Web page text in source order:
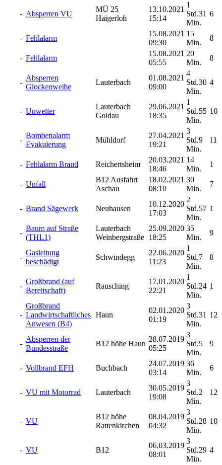
- Absperren VU
MÜ 25
Haigerloh
13.10.2021
15:14
1
Std.31
Min.
6
- Fehlalarm
15.08.2021
09:30
15
Min.
8
- Fehlalarm
15.08.2021
05:55
20
Min.
8
-
Absperren
Glockenweihe
Lauterbach
01.08.2021
09:00
4
Std.30
Min.
4
- Unwetter
Lauterbach
Goldau
29.06.2021
18:35
1
Std.55
Min.
10
-
Bombenalarm
Evakuierung
Mühldorf
27.04.2021
19:21
3
Std.9
Min.
11
- Fehlalarm Brand Reichertsheim
20.03.2021
18:46
14
Min.
1
- Unfall
B12 Ausfahrt
Aschau
18.02.2021
08:10
30
Min.
7
- Brand Sägewerk Neuhausen
10.12.2020
17:03
2
Std.57
Min.
1
-
Baum auf Straße
(THL1)
Lauterbach
Weinbergstraße
25.09.2020
18:25
35
Min.
9
-
Gasleitung
beschädigt
Schwindegg
22.06.2020
11:23
1
Std.7
Min.
8
-
Großbrand (auf
Bereitschaft)
Rausching
17.01.2020
22:21
1
Std.24
Min.
1
-
Großbrand
Landwirtschaftliches
Anwesen (B4)
Haun
02.01.2020
01:19
3
Std.31
Min.
12
-
Absperren der
Bundesstraße
B12 höhe Haun
28.07.2019
05:25
3
Std.5
Min.
9
- Vollbrand EFH Buchbach
24.07.2019
03:14
36
Min.
6
- VU mit Motorrad Lauterbach
30.05.2019
19:08
3
Std.2
Min.
12
- VU
B12 höhe
Rattenkirchen
08.04.2019
04:32
3
Std.28
Min.
10
- VU B12
06.03.2019
08:01
3
Std.29
Min.
4